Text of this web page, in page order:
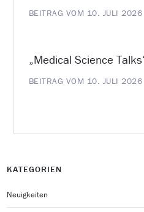
BEITRAG VOM 10. JULI 2026
„Medical Science
BEITRAG VOM 10. JULI 2026
KATEGORIEN
Neuigkeiten